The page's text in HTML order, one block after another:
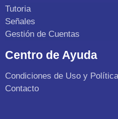
Tutoria
Señales
Gestión de Cuentas
Centro de Ayuda
Condiciones de Uso y
Contacto